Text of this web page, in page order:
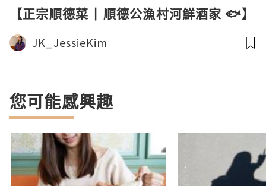
【正宗順德菜 | 順德公漁村河鮮酒家 🐟】
JK_JessieKim
您可能感興趣